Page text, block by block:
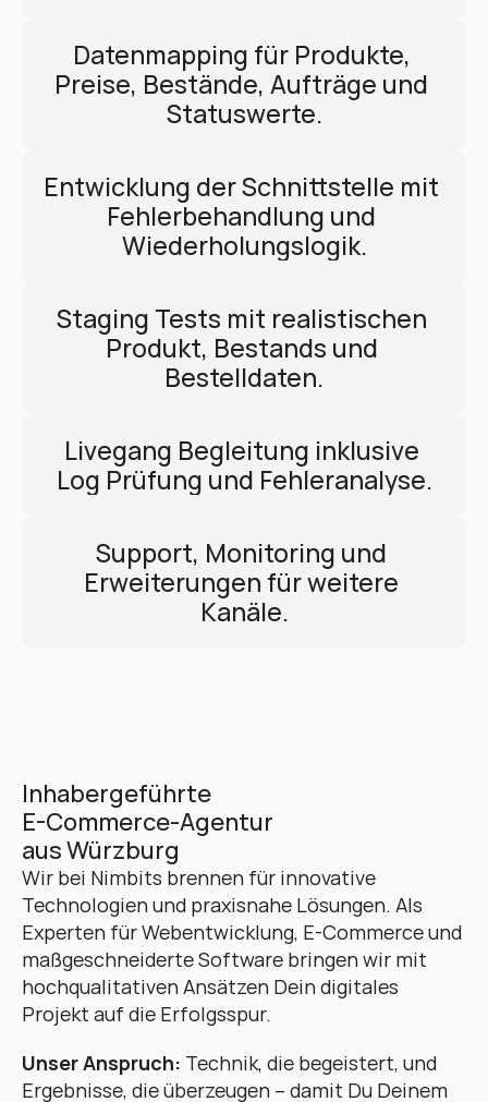
Datenmapping für Produkte,
Preise, Bestände, Aufträge und
Statuswerte.
Entwicklung der Schnittstelle mit
Fehlerbehandlung und
Wiederholungslogik.
Staging Tests mit realistischen
Produkt, Bestands und
Bestelldaten.
Livegang Begleitung inklusive
Log Prüfung und Fehleranalyse.
Support, Monitoring und
Erweiterungen für weitere
Kanäle.
Inhabergeführte
E-Commerce-Agentur
aus Würzburg
Wir bei Nimbits brennen für innovative
Technologien und praxisnahe Lösungen. Als
Experten für Webentwicklung, E-Commerce und
maßgeschneiderte Software bringen wir mit
hochqualitativen Ansätzen Dein digitales
Projekt auf die Erfolgsspur.
Unser Anspruch: Technik, die begeistert, und
Ergebnisse, die überzeugen – damit Du Deinem